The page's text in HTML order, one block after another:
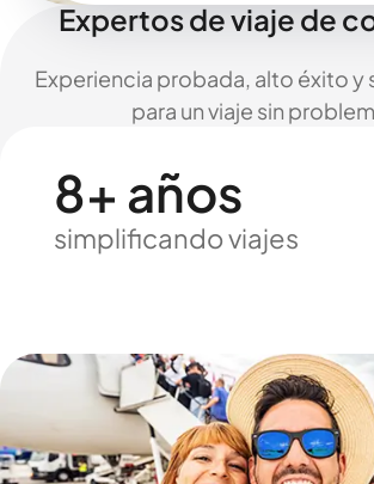
Expertos de viaje de
Experiencia probada, alto éxito
para un viaje sin
8+ años
simplificando viajes